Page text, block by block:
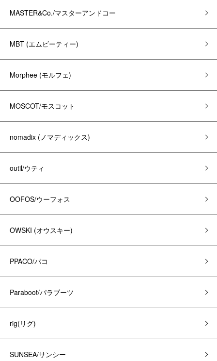
MASTER&Co./マスターアンドコー
MBT (エムビーティー)
Morphee (モルフェ)
MOSCOT/モスコット
nomadix (ノマディックス)
outil/ウティ
OOFOS/ウーフォス
OWSKI (オウスキー)
PPACO/パコ
Paraboot/パラブーツ
rig(リグ)
SUNSEA/サンシー